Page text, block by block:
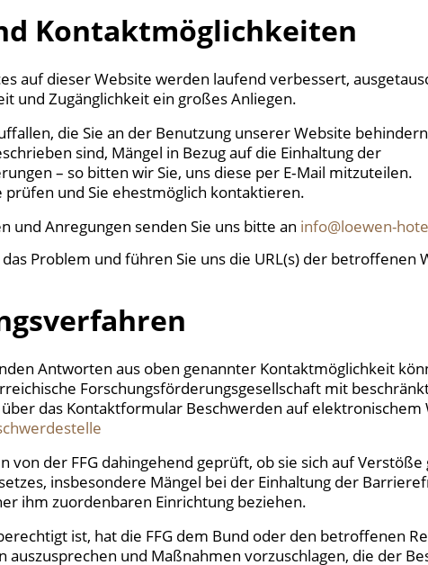
Kontaktmöglichkeiten
auf dieser Website werden laufend verbessert,
und Zugänglichkeit ein großes Anliegen.
die Sie an der Benutzung unserer Website
sind, Mängel in Bezug auf die Einhaltung der
– so bitten wir Sie, uns diese per E‑Mail mitzuteilen.
und Sie ehestmöglich kontaktieren.
und Anregungen senden Sie uns bitte an info@loewen-
Problem und führen Sie uns die URL(s) der betroffenen
Antworten aus oben genannter Kontaktmöglichkeit
Forschungsförderungsgesellschaft mit
das Kontaktformular Beschwerden auf elektronischem
von der FFG dahingehend geprüft, ob sie sich auf
insbesondere Mängel bei der Einhaltung der
ihm zuordenbaren Einrichtung beziehen.
ist, hat die FFG dem Bund oder den betroffenen
auszusprechen und Maßnahmen vorzuschlagen, die der